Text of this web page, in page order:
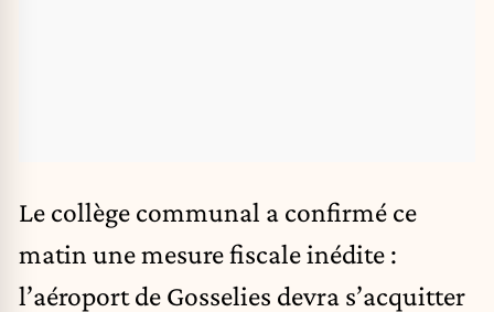
Le collège communal a confirmé ce
matin une mesure fiscale inédite :
l’aéroport de Gosselies devra s’acquitter